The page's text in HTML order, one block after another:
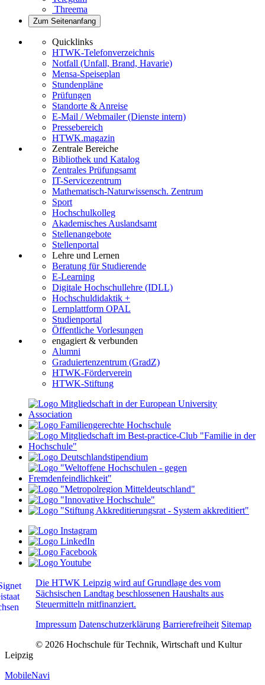
Threema
Zum Seitenanfang
Quicklinks
HTWK-Telefonverzeichnis
Notfall (Unfall, Brand, Havarie)
Mensa-Speiseplan
Stundenpläne
Prüfungen
Standorte & Anreise
E-Mail / Webmailer (Dienste intern)
Pressebereich
HTWK.magazin
Zentrale Bereiche
Bibliothek und Katalog
Zentrales Prüfungsamt
IT-Servicezentrum
Mathematisch-Naturwissensch. Zentrum
Sport
Hochschulkolleg
Akademisches Auslandsamt
Stellenangebote
Stellenportal
Lehre und Lernen
Beratung für Studierende
E-Learning
Digitale Hochschullehre (IDLL)
Hochschuldidaktik +
Lernplattform OPAL
Studienportal
Öffentliche Vorlesungen
engagiert & verbunden
Alumni
Graduiertenzentrum (GradZ)
HTWK-Förderverein
HTWK-Stiftung
Die HTWK Leipzig wird auf Grundlage des vom
Sächsischen Landtag beschlossenen Haushalts aus
Steuermitteln mitfinanziert.
Impressum Datenschutzerklärung Barrierefreiheit Sitemap
© 2026 Hochschule für Technik, Wirtschaft und Kultur
Leipzig
MobileNavi